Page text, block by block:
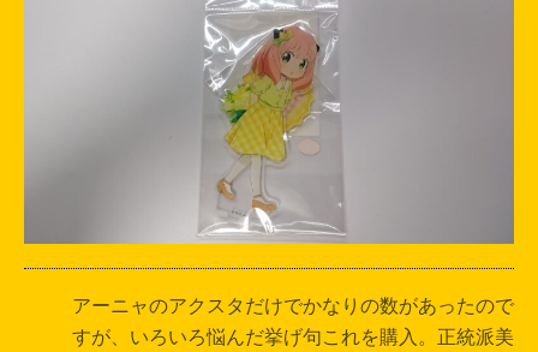
アーニャのアクスタだけでかなりの数があったので
すが、いろいろ悩んだ挙げ句これを購入。正統派美